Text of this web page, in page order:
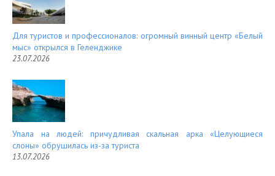
Для туристов и профессионалов: огромный винный центр «Белый
мыс» открылся в Геленджике
23.07.2026
Упала на людей: причудливая скальная арка «Целующиеся
слоны» обрушилась из-за туриста
13.07.2026